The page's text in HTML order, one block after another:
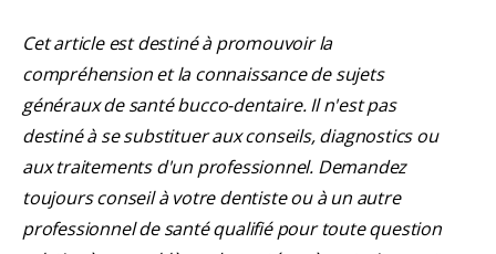
Cet article est destiné à promouvoir la
compréhension et la connaissance de sujets
généraux de santé bucco-dentaire. Il n'est pas
destiné à se substituer aux conseils, diagnostics ou
aux traitements d'un professionnel. Demandez
toujours conseil à votre dentiste ou à un autre
professionnel de santé qualifié pour toute question